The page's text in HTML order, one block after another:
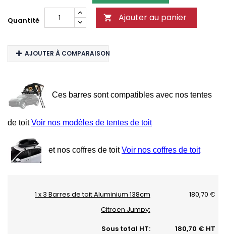
Quantité  Ajouter au panier
AJOUTER À COMPARAISON
Ces barres sont compatibles avec nos tentes
de toitVoir nos modèles de tentes de toit
et nos coffres de toitVoir nos coffres de toit
1 x 3 Barres de toit Aluminium 138cm
Citroen Jumpy:
180,70 €
Sous total HT:
180,70 € HT